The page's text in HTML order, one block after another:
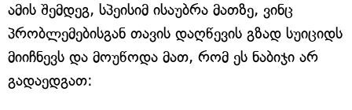
ამის შემდეგ, სპეისიმ ისაუბრა მათზე, ვინც
პრობლემებისგან თავის დაღწევის გზად სუიციდს
მიიჩნევს და მოუწოდა მათ, რომ ეს ნაბიჯი არ
გადაედგათ: